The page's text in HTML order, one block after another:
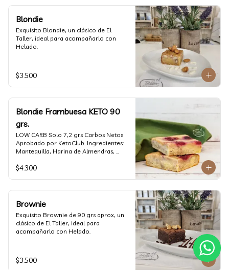
Blondie
Exquisito Blondie, un clásico de El
Taller, ideal para acompañarlo con
Helado.
$3.500
Blondie Frambuesa KETO 90
grs.
LOW CARB Solo 7,2 grs Carbos Netos
Aprobado por KetoClub. Ingredientes:
Mantequilla, Harina de Almendras,
Frambuesa, Goma Xantana.
$4.300
Brownie
Exquisito Brownie de 90 grs aprox, un
clásico de El Taller, ideal para
acompañarlo con Helado.
$3.500